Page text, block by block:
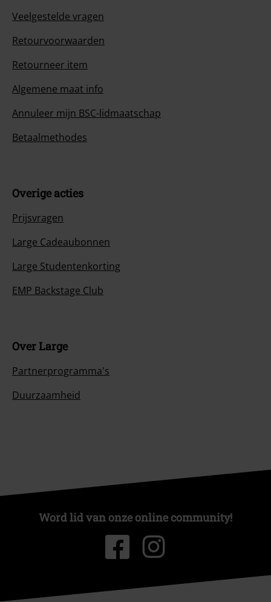
Veelgestelde vragen
Retourvoorwaarden
Retourneer item
Algemene maat info
Annuleer mijn BSC-lidmaatschap
Betaalmethodes
Overige acties
Prijsvragen
Large Cadeaubonnen
Large Studentenkorting
EMP Backstage Club
Over Large
Partnerprogramma's
Duurzaamheid
Word lid van onze online community!